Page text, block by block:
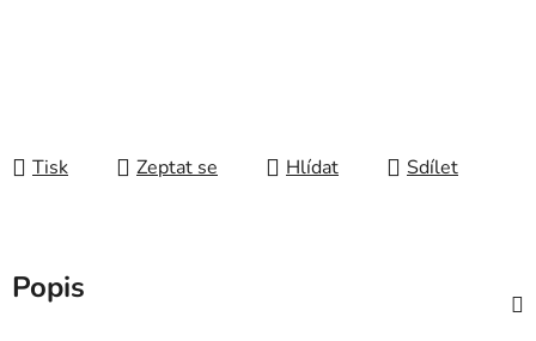
Tisk Zeptat se Hlídat Sdílet
Popis